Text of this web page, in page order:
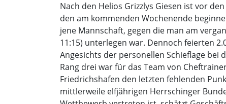
Nach den Helios Grizzlys Giesen ist vor
den am kommenden Wochenende
jene Mannschaft, gegen die man am
11:15) unterlegen war. Dennoch feierten
Angesichts der personellen Schieflage bei
Rang drei war für das Team von
Friedrichshafen den letzten fehlenden
mittlerweile elfjährigen Herrschinger